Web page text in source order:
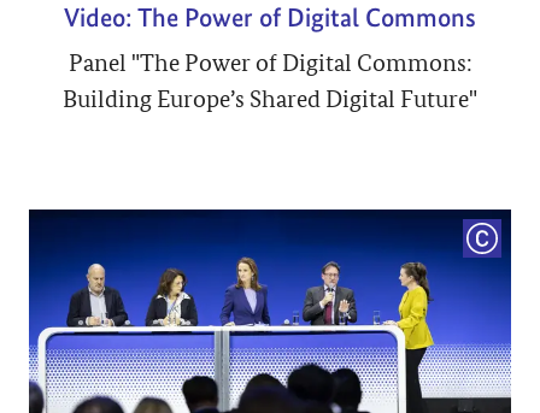
Video: The Power of Digital Commons
Panel "The Power of Digital Commons:
Building Europe’s Shared Digital Future"